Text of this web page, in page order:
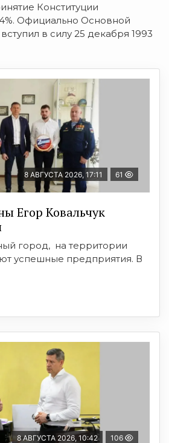
Конституции
Официально Основной
в силу 25 декабря 1993
8 АВГУСТА 2026, 17:11 61
Егор Ковальчук
город, на территории
успешные предприятия. В
8 АВГУСТА 2026, 10:42 106